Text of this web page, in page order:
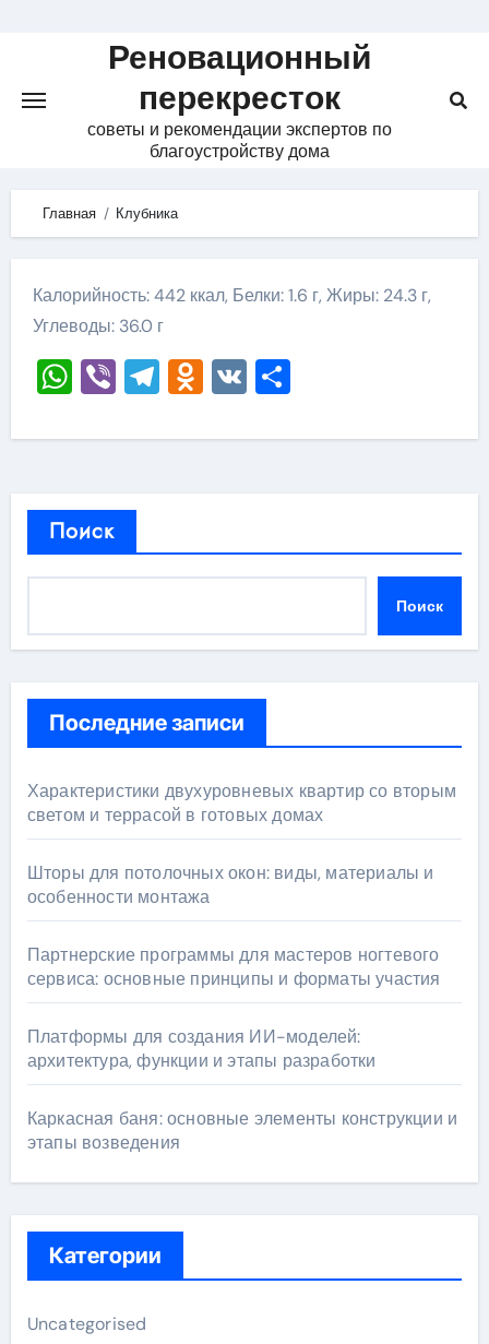
Реновационный
перекресток
советы и рекомендации экспертов по
благоустройству дома
Главная Клубника
Калорийность: 442 ккал, Белки: 1.6 г, Жиры: 24.3 г,
Углеводы: 36.0 г
WhatsApp
ViberTelegram
Odnoklassniki
VKОтправить
Поиск
Поиск
Последние записи
Характеристики двухуровневых квартир со вторым
светом и террасой в готовых домах
Шторы для потолочных окон: виды, материалы и
особенности монтажа
Партнерские программы для мастеров ногтевого
сервиса: основные принципы и форматы участия
Платформы для создания ИИ-моделей:
архитектура, функции и этапы разработки
Каркасная баня: основные элементы конструкции и
этапы возведения
Категории
Uncategorised